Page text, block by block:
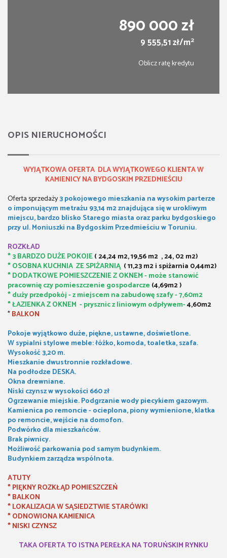
890 000 zł
9 555,51 zł/m2
Oblicz ratę kredytu
OPIS NIERUCHOMOŚCI
WYJĄTKOWA OFERTA DLA WYJĄTKOWEGO KLIENTA W
KAMIENICY NA BYDGOSKIM PRZEDMIEŚCIU
Oferta sprzedaży3 pokojowego mieszkania na wysokim parterze
o imponującym metrażu 93,14 m2 znajdująca się w urokliwym
miejscu, bardzo blisko Starego miasta oraz parku bydgoskiego
przy ul. Moniuszki na Bydgoskim Przedmieściu w Toruniu.
ROZKŁAD
* 3 BARDZO DUŻE POKOJE( 24,24 m2, 19,56 m2 , 24, 02 m2)
* OSOBNA KUCHNIA ZE SPIŻARNIĄ ( 11,23 m2 i spiżarnia 0,44m2)
* DODATKOWE POMIESZCZENIE Z OKNEM - może stanowić
pracownię czy pomieszczenie gospodarcze (4,69m2 )
* duży przedpokój - z miejscem na zabudowę szafy - 7,60m2
* ŁAZIENKA Z OKNEM - prysznic z liniowym odpływem-4,60m2
*BALKON
Pokoje wyjątkowo duże, piękne, ustawne, doświetlone.
W sypialni stylowe meble: łóżko, komoda, toaletka, szafa.
Wysokość 3,20 m.
Mieszkanie dwustronnie rozkładowe.
Na podłodze DESKA.
Okna drewniane.
Niski czynsz w wysokości 660 zł
Ogrzewanie miejskie. Podgrzanie wody piecykiem gazowym.
Kamienica po remoncie - ocieplona, piony wymienione, klatka
po remoncie, wejście na domofon.
Podwórko dla mieszkańców.
Brak piwnicy.
Możliwość parkowania pod samym budynkiem.
Budynkiem zarządza wspólnota.
ATUTY
* PIĘKNY ROZKŁĄD POMIESZCZEŃ
* BALKON
* LOKALIZACJA W SĄSIEDZTWIE STARÓWKI
* ODNOWIONA KAMIENICA
* NISKI CZYNSZ
TAKA OFERTA TO ISTNA PEREŁKA NA TORUŃSKIM RYNKU